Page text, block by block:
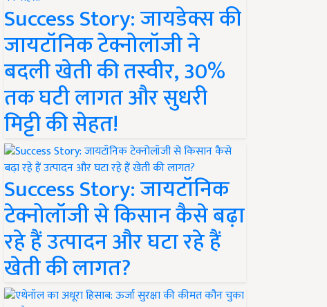
Success Story: जायडेक्स की
जायटॉनिक टेक्नोलॉजी ने
बदली खेती की तस्वीर, 30%
तक घटी लागत और सुधरी
मिट्टी की सेहत!
Success Story: जायटॉनिक
टेक्नोलॉजी से किसान कैसे बढ़ा
रहे हैं उत्पादन और घटा रहे हैं
खेती की लागत?